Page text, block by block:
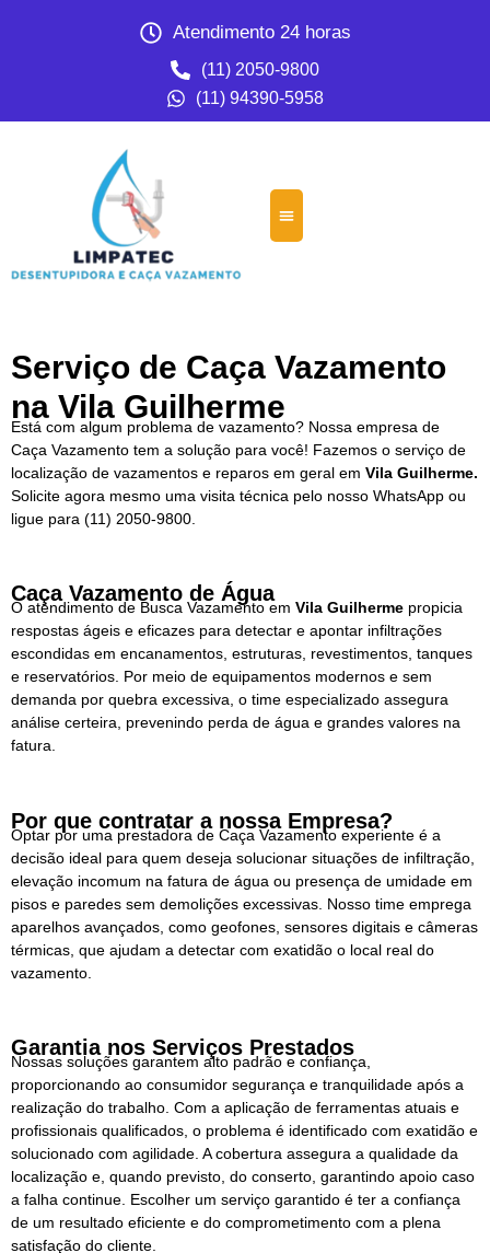
Atendimento 24 horas
(11) 2050-9800
(11) 94390-5958
Serviço de Caça Vazamento
na Vila Guilherme
Está com algum problema de vazamento? Nossa empresa de
Caça Vazamento tem a solução para você! Fazemos o serviço de
localização de vazamentos e reparos em geral em Vila Guilherme.
Solicite agora mesmo uma visita técnica pelo nosso WhatsApp ou
ligue para (11) 2050-9800.
Caça Vazamento de Água
O atendimento de Busca Vazamento em Vila Guilherme propicia
respostas ágeis e eficazes para detectar e apontar infiltrações
escondidas em encanamentos, estruturas, revestimentos, tanques
e reservatórios. Por meio de equipamentos modernos e sem
demanda por quebra excessiva, o time especializado assegura
análise certeira, prevenindo perda de água e grandes valores na
fatura.
Por que contratar a nossa Empresa?
Optar por uma prestadora de Caça Vazamento experiente é a
decisão ideal para quem deseja solucionar situações de infiltração,
elevação incomum na fatura de água ou presença de umidade em
pisos e paredes sem demolições excessivas. Nosso time emprega
aparelhos avançados, como geofones, sensores digitais e câmeras
térmicas, que ajudam a detectar com exatidão o local real do
vazamento.
Garantia nos Serviços Prestados
Nossas soluções garantem alto padrão e confiança,
proporcionando ao consumidor segurança e tranquilidade após a
realização do trabalho. Com a aplicação de ferramentas atuais e
profissionais qualificados, o problema é identificado com exatidão e
solucionado com agilidade. A cobertura assegura a qualidade da
localização e, quando previsto, do conserto, garantindo apoio caso
a falha continue. Escolher um serviço garantido é ter a confiança
de um resultado eficiente e do comprometimento com a plena
satisfação do cliente.